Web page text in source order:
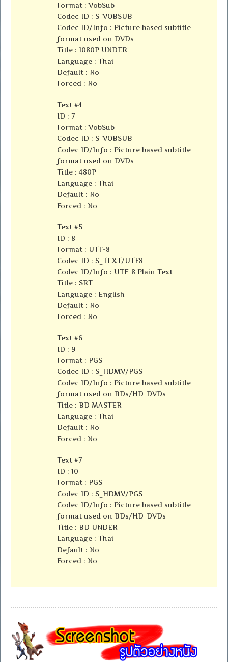
Format : VobSub
Codec ID : S_VOBSUB
Codec ID/Info : Picture based subtitle
format used on DVDs
Title : 1080P UNDER
Language : Thai
Default : No
Forced : No
Text #4
ID : 7
Format : VobSub
Codec ID : S_VOBSUB
Codec ID/Info : Picture based subtitle
format used on DVDs
Title : 480P
Language : Thai
Default : No
Forced : No
Text #5
ID : 8
Format : UTF-8
Codec ID : S_TEXT/UTF8
Codec ID/Info : UTF-8 Plain Text
Title : SRT
Language : English
Default : No
Forced : No
Text #6
ID : 9
Format : PGS
Codec ID : S_HDMV/PGS
Codec ID/Info : Picture based subtitle
format used on BDs/HD-DVDs
Title : BD MASTER
Language : Thai
Default : No
Forced : No
Text #7
ID : 10
Format : PGS
Codec ID : S_HDMV/PGS
Codec ID/Info : Picture based subtitle
format used on BDs/HD-DVDs
Title : BD UNDER
Language : Thai
Default : No
Forced : No